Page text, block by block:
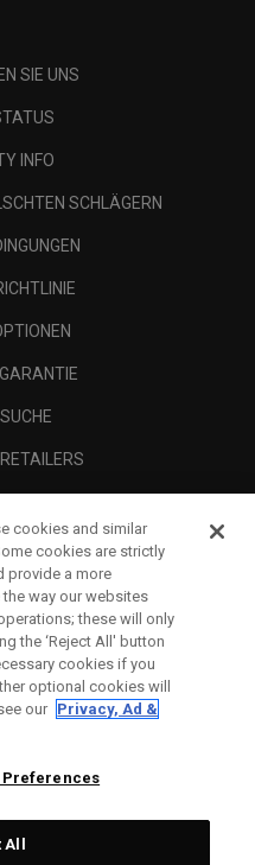
SIE UNS
INFO
SCHLÄGERN
cookies and similar
cookies are strictly
provide a more
way our websites
these will only
the ‘Reject All' button
cookies if you
optional cookies will
our Privacy, Ad &
Preferences